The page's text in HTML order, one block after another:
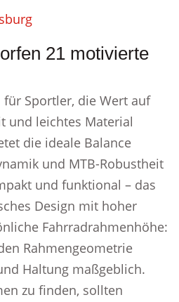
21 motivierte
für Sportler, die Wert auf
und leichtes Material
die ideale Balance
und MTB-Robustheit
und funktional – das
Design mit hoher
Fahrradrahmenhöhe:
Rahmengeometrie
Haltung maßgeblich.
zu finden, sollten